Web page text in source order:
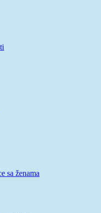
sa ženama